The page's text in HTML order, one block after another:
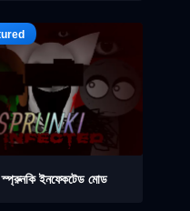
স্প্রুনকি ইনফেকটেড মোড